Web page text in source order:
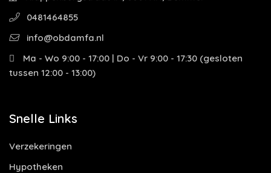
0481464855
info@obdamfa.nl
Ma - Wo 9:00 - 17:00 | Do - Vr 9:00 - 17:30 (gesloten
tussen 12:00 - 13:00)
Snelle Links
Verzekeringen
Hypotheken